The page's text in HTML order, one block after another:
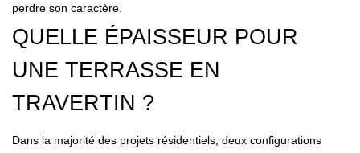
perdre son caractère.
QUELLE ÉPAISSEUR POUR
UNE TERRASSE EN
TRAVERTIN ?
Dans la majorité des projets résidentiels, deux configurations